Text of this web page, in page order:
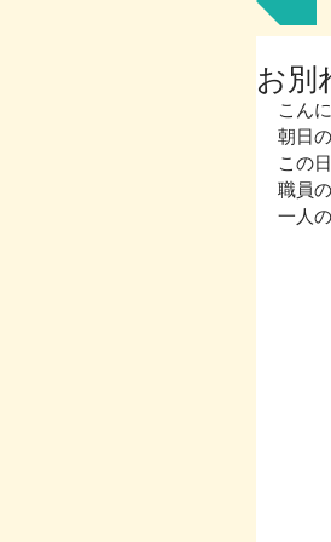
お別
こん
朝日
この
職員
一人